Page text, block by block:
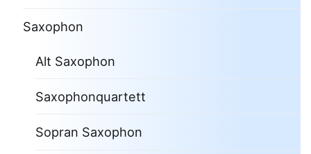
Saxophon
Alt Saxophon
Saxophonquartett
Sopran Saxophon